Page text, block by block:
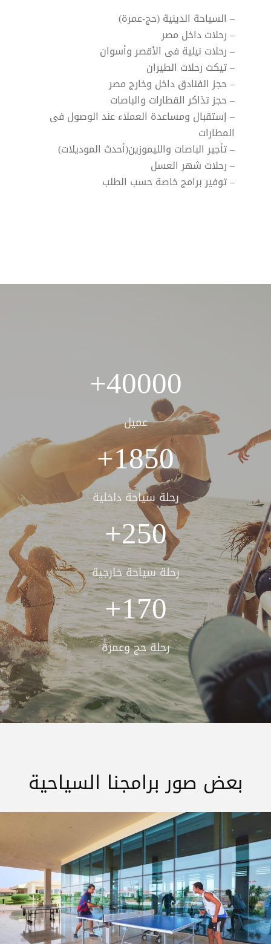
– السياحة الدينية (حج-عمرة)
– رحلات داخل مصر
– رحلات نيلية فى الأقصر وأسوان
– تيكت رحلات الطيران
– حجز الفنادق داخل وخارج مصر
– حجز تذاكر القطارات والباصات
– إستقبال ومساعدة العملاء عند الوصول فى
المطارات
– تأجير الباصات والليموزين(أحدث الموديلات)
– رحلات شهر العسل
– توفير برامج خاصة حسب الطلب
40000
+
عميل
1850
+
رحلة سياحة داخلية
250
+
رحلة سياحة خارجية
170
+
رحلة حج وعمرة
بعض صور برامجنا السياحية